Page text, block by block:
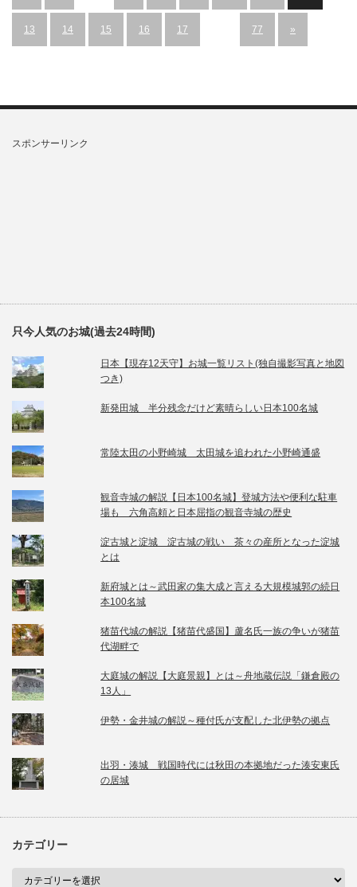
13 14 15 16 17 77 »
スポンサーリンク
只今人気のお城(過去24時間)
日本【現存12天守】お城一覧リスト(独自撮影写真と地図
つき)
新発田城 半分残念だけど素晴らしい日本100名城
常陸太田の小野崎城 太田城を追われた小野崎通盛
観音寺城の解説【日本100名城】登城方法や便利な駐車
場も 六角高頼と日本屈指の観音寺城の歴史
淀古城と淀城 淀古城の戦い 茶々の産所となった淀城
とは
新府城とは～武田家の集大成と言える大規模城郭の続日
本100名城
猪苗代城の解説【猪苗代盛国】蘆名氏一族の争いが猪苗
代湖畔で
大庭城の解説【大庭景親】とは～舟地蔵伝説「鎌倉殿の
13人」
伊勢・金井城の解説～種付氏が支配した北伊勢の拠点
出羽・湊城 戦国時代には秋田の本拠地だった湊安東氏
の居城
カテゴリー